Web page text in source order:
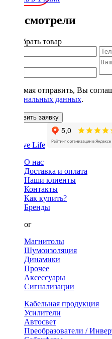
Вы смотрели
Подобрать товар
Нажимая отправить, Вы
персональных данных.
Оставить заявку
О нас
Доставка и оплата
Наши клиенты
Контакты
Как купить?
Бренды
Каталог
Магнитолы
Шумоизоляция
Динамики
Прочее
Аксессуары
Сигнализации
Кабельная продукция
Усилители
Автосвет
Преобразователи /